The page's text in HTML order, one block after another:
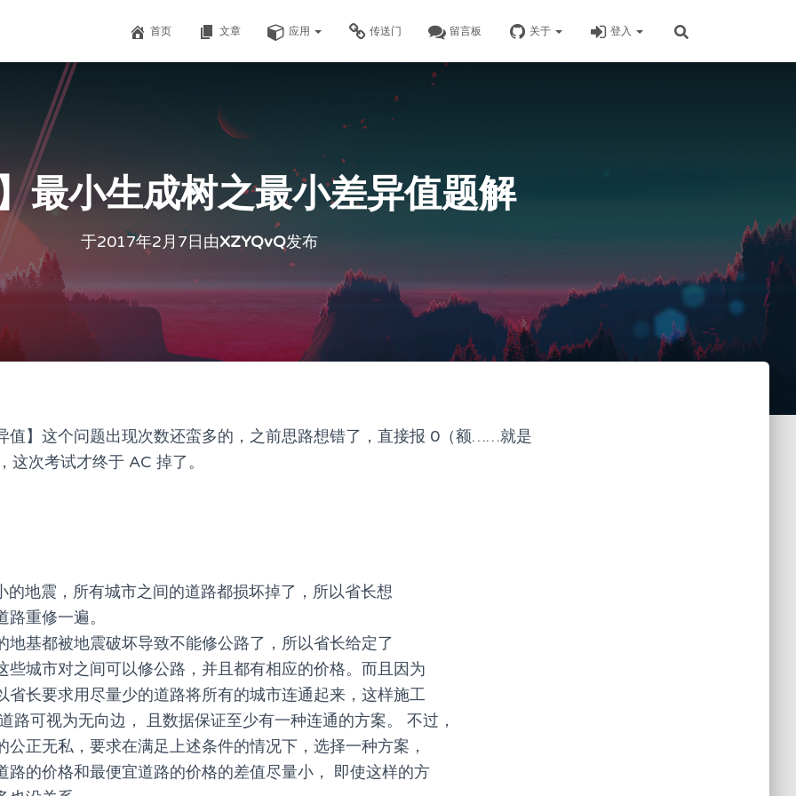
首页 文章 应用 传送门 留言板 关于 登入
最小生成树之最小差异值题解
于2017年2月7日由XZYQvQ发布
值】这个问题出现次数还蛮多的，之前思路想错了，直接报 0（额……就是
这次考试才终于 AC 掉了。
的地震，所有城市之间的道路都损坏掉了，所以省长想
重修一遍。
地基都被地震破坏导致不能修公路了，所以省长给定了
些城市对之间可以修公路，并且都有相应的价格。而且因为
省长要求用尽量少的道路将所有的城市连通起来，这样施工
路可视为无向边， 且数据保证至少有一种连通的方案。 不过，
公正无私，要求在满足上述条件的情况下，选择一种方案，
路的价格和最便宜道路的价格的差值尽量小， 即使这样的方